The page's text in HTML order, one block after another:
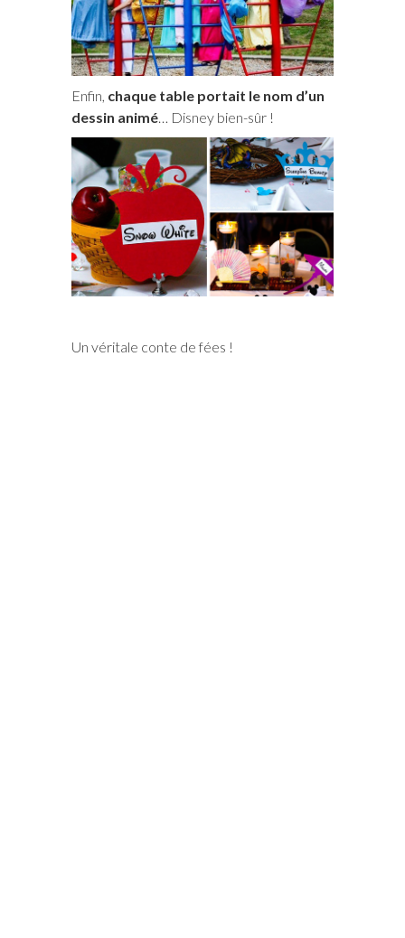
Enfin, chaque table portait le nom d’un
dessin animé… Disney bien-sûr !
Un véritale conte de fées !